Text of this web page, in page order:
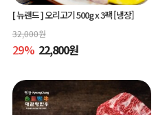
[ 뉴랜드 ]오리고기 500g x 3팩 [냉장]
32,000원
29% 22,800원